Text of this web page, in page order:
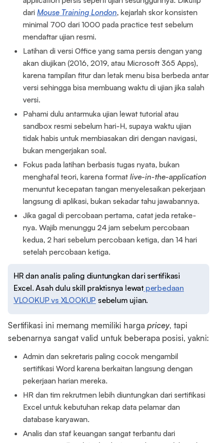
dari Mouse Training London, kejarlah skor konsisten
minimal 700 dari 1000 pada practice test sebelum
mendaftar ujian resmi.
Latihan di versi Office yang sama persis dengan yang
akan diujikan (2016, 2019, atau Microsoft 365 Apps),
karena tampilan fitur dan letak menu bisa berbeda antar
versi sehingga bisa membuang waktu di ujian jika salah
versi.
Pahami dulu antarmuka ujian lewat tutorial atau
sandbox resmi sebelum hari-H, supaya waktu ujian
tidak habis untuk membiasakan diri dengan navigasi,
bukan mengerjakan soal.
Fokus pada latihan berbasis tugas nyata, bukan
menghafal teori, karena formatlive-in-the-application
menuntut kecepatan tangan menyelesaikan pekerjaan
langsung di aplikasi, bukan sekadar tahu jawabannya.
Jika gagal di percobaan pertama, catat jeda retake-
nya. Wajib menunggu 24 jam sebelum percobaan
kedua, 2 hari sebelum percobaan ketiga, dan 14 hari
setelah percobaan ketiga.
HR dan analis paling diuntungkan dari sertifikasi
Excel. Asah dulu skill praktisnya lewatperbedaan
VLOOKUP vs XLOOKUP sebelum ujian.
Sertifikasi ini memang memiliki hargapricey, tapi
sebenarnya sangat valid untuk beberapa posisi, yakni:
Admin dan sekretaris paling cocok mengambil
sertifikasi Word karena berkaitan langsung dengan
pekerjaan harian mereka.
HR dan tim rekrutmen lebih diuntungkan dari sertifikasi
Excel untuk kebutuhan rekap data pelamar dan
database karyawan.
Analis dan staf keuangan sangat terbantu dari